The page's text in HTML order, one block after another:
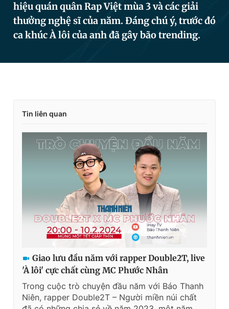
Đọc Thanh Niên trên điện thoại
Hotline
0906 645 777
Đặt báo Quảng cáo RSS Tòa soạn Chính sách bảo
Tổng biên tập: Nguyễn Ngọc Toàn
Phó tổng biên tập thường trực: Hải Thành
Phó tổng biên tập: Lâm Hiếu Dũng
Phó tổng biên tập: Trần Việt Hưng
Tổng thư ký tòa soạn: Đức Trung
Giấy phép xuất bản số 110/GP - BTTTT cấp ngày 24.3.2020
© 2003-2026 Bản quyền thuộc về Báo Thanh Niên. Cấm sao
chép dưới mọi hình thức nếu không có sự chấp thuận bằng văn
hiệu quán quân Rap Việt mùa 3 và các giải
thưởng nghệ sĩ của năm. Đáng chú ý, trước đó
ca khúc À lôi của anh đã gây bão trending.
Tin liên quan
Giao lưu đầu năm với rapper Double2T, live
'À lôi' cực chất cùng MC Phước Nhân
Trong cuộc trò chuyện đầu năm với Báo Thanh
Niên, rapper Double2T – Người miền núi chất